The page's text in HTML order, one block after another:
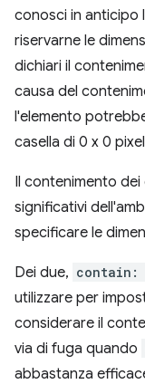
conosci in anticipo
riservarne le
dichiari il
causa del
l'elemento
casella di 0 x 0
Il contenimento
significativi
specificare le
Dei due, contain:
utilizzare per
considerare il
via di fuga quando
abbastanza